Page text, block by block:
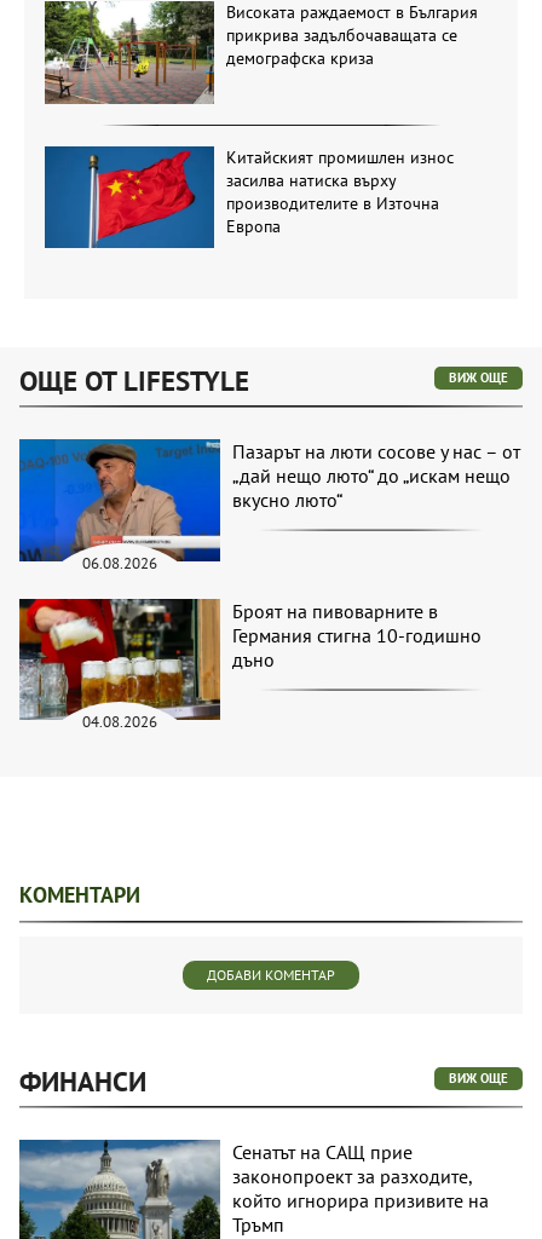
Високата раждаемост в България
прикрива задълбочаващата се
демографска криза
Китайският промишлен износ
засилва натиска върху
производителите в Източна
Европа
ОЩЕ ОТ LIFESTYLE ВИЖ ОЩЕ
06.08.2026
Пазарът на люти сосове у нас – от
„дай нещо люто“ до „искам нещо
вкусно люто“
04.08.2026
Броят на пивоварните в
Германия стигна 10-годишно
дъно
КОМЕНТАРИ
ДОБАВИ КОМЕНТАР
ФИНАНСИ ВИЖ ОЩЕ
Сенатът на САЩ прие
законопроект за разходите,
който игнорира призивите на
Тръмп